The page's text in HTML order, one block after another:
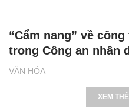
VĂN HÓA
“Cẩm nang” về
trong Công an nhân
XEM